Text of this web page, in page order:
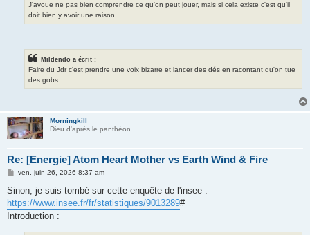
J'avoue ne pas bien comprendre ce qu'on peut jouer, mais si cela existe c'est qu'il
doit bien y avoir une raison.
Mildendo a écrit :
Faire du Jdr c'est prendre une voix bizarre et lancer des dés en racontant qu'on tue
des gobs.
Morningkill
Dieu d'après le panthéon
Re: [Energie] Atom Heart Mother vs Earth Wind & Fire
M
s
a
g
e
ven. juin 26, 2026 8:37 am
Sinon, je suis tombé sur cette enquête de l'insee :
https://www.insee.fr/fr/statistiques/9013289#
Introduction :